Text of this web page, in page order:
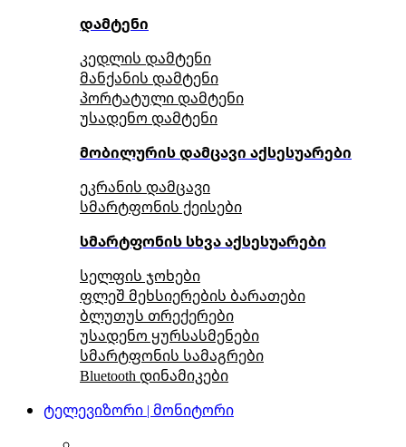
დამტენი
კედლის დამტენი
მანქანის დამტენი
პორტატული დამტენი
უსადენო დამტენი
მობილურის დამცავი აქსესუარები
ეკრანის დამცავი
სმარტფონის ქეისები
სმარტფონის სხვა აქსესუარები
სელფის ჯოხები
ფლეშ მეხსიერების ბარათები
ბლუთუს თრექერები
უსადენო ყურსასმენები
სმარტფონის სამაგრები
Bluetooth დინამიკები
ტელევიზორი | მონიტორი